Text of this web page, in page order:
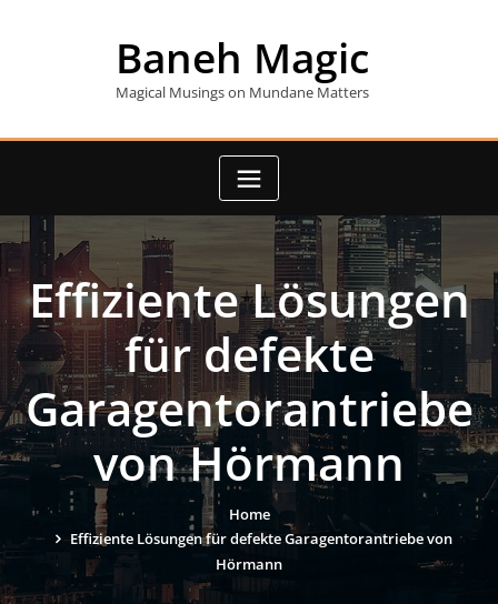
Baneh Magic
Magical Musings on Mundane Matters
Effiziente Lösungen
für defekte
Garagentorantriebe
von Hörmann
Home
Effiziente Lösungen für defekte Garagentorantriebe von
Hörmann